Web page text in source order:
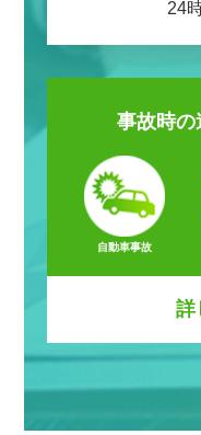
24
事故時の
自動車事故
詳